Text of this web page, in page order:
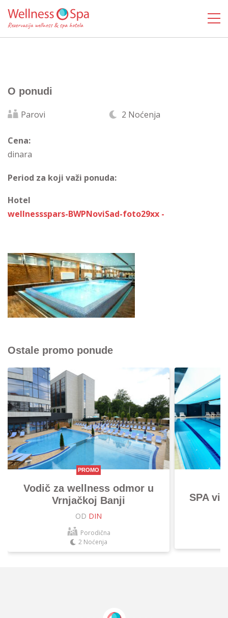
O ponudi
Parovi 2 Noćenja
Cena:
dinara
Period za koji važi ponuda:
Hotel
wellnessspars-BWPNoviSad-foto29xx -
Ostale promo ponude
PROMO
Vodič za wellness odmor u
Vrnjačkoj Banji
OD DIN
Porodična
2 Noćenja
SPA